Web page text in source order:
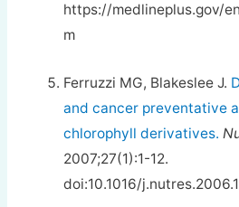
https://medlineplus.gov/
m
Ferruzzi MG, Blakeslee J.
and cancer preventative
chlorophyll derivatives.
2007;27(1):1-12.
doi:10.1016/